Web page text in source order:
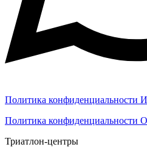
Политика конфиденциальности
Политика
Триатлон-центры